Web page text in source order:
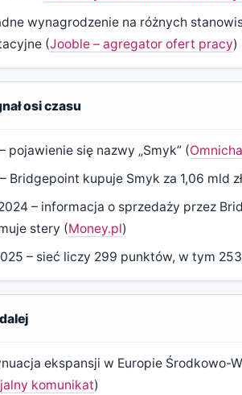
wynagrodzenie na różnych
(Jooble – agregator ofert pracy)
osi czasu
pojawienie się nazwy „Smyk” (
Bridgepoint kupuje Smyk za 1,06 mld
– informacja o sprzedaży przez
stery (Money.pl)
– sieć liczy 299 punktów, w tym
ekspansji w Europie Środkowo-
komunikat)